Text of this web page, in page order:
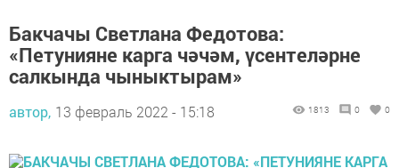
Бакчачы Светлана Федотова:
«Петунияне карга чәчәм, үсентеләрне
салкында чыныктырам»
автор, 13 февраль 2022 - 15:18 1813 0 0